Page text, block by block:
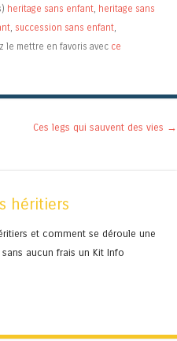
heritage sans enfant heritage sans
succession sans enfant
le mettre en favoris avec ce
Ces legs qui sauvent des vies →
héritiers
et comment se déroule une
aucun frais un Kit Info